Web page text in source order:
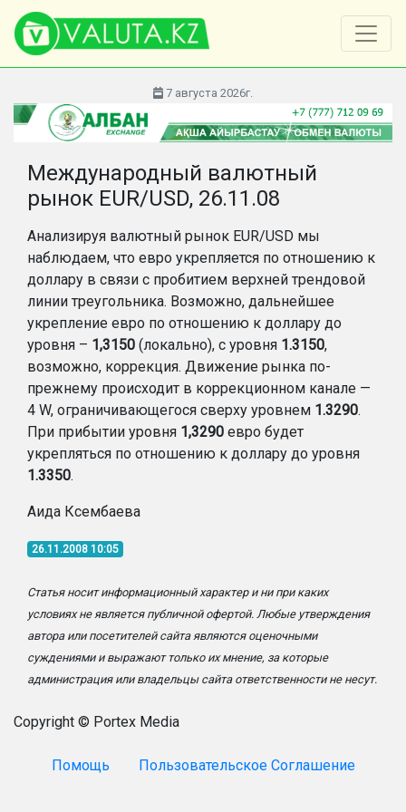
7 августа 2026г.
Международный валютный
рынок EUR/USD, 26.11.08
Анализируя валютный рынок EUR/USD мы
наблюдаем, что евро укрепляется по отношению к
доллару в связи с пробитием верхней трендовой
линии треугольника. Возможно, дальнейшее
укрепление евро по отношению к доллару до
уровня – 1,3150 (локально), с уровня 1.3150,
возможно, коррекция. Движение рынка по-
прежнему происходит в коррекционном канале —
4 W, ограничивающегося сверху уровнем 1.3290.
При прибытии уровня 1,3290 евро будет
укрепляться по отношению к доллару до уровня
1.3350.
Аида Ксембаева
26.11.2008 10:05
Статья носит информационный характер и ни при каких
условиях не является публичной офертой. Любые утверждения
автора или посетителей сайта являются оценочными
суждениями и выражают только их мнение, за которые
администрация или владельцы сайта ответственности не несут.
Copyright © Portex Media
Помощь Пользовательское Соглашение